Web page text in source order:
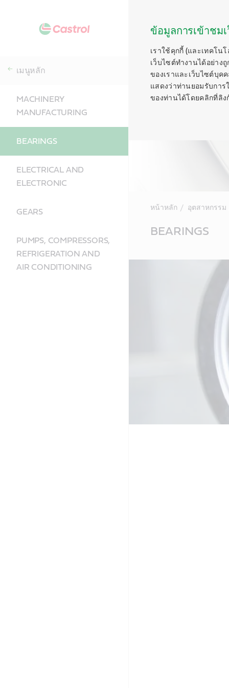
ข้อมูลการเข้าชม
เราใช้คุกกี้ (และเทคโน
เว็บไซต์ทำงานได้อย่าง
ของเราและเว็บไซต์บุค
แสดงว่าท่านยอมรับการ
ของท่านได้โดยคลิกที่ลิง
เมนูหลัก
MACHINERY
MANUFACTURING
BEARINGS
ELECTRICAL AND
ELECTRONIC
GEARS
PUMPS, COMPRESSORS,
REFRIGERATION AND
AIR CONDITIONING
หน้าหลัก อุตสาหกรรม
ContentBEARINGS